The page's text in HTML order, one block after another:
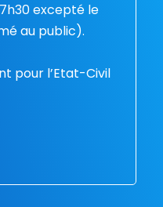
excepté le
au public).
pour l’Etat-Civil